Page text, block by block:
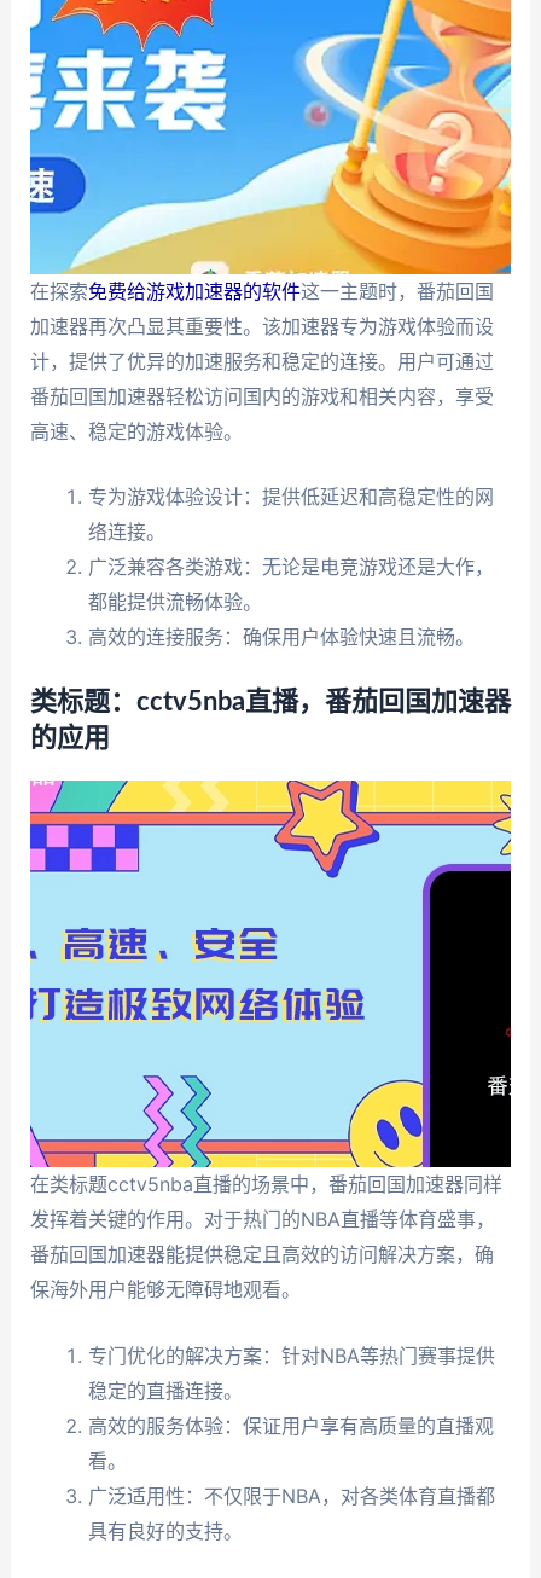
在探索免费给游戏加速器的软件这一主题时，番茄回国
加速器再次凸显其重要性。该加速器专为游戏体验而设
计，提供了优异的加速服务和稳定的连接。用户可通过
番茄回国加速器轻松访问国内的游戏和相关内容，享受
高速、稳定的游戏体验。
专为游戏体验设计：提供低延迟和高稳定性的网
络连接。
广泛兼容各类游戏：无论是电竞游戏还是大作，
都能提供流畅体验。
高效的连接服务：确保用户体验快速且流畅。
类标题：cctv5nba直播，番茄回国加速器
的应用
在类标题cctv5nba直播的场景中，番茄回国加速器同样
发挥着关键的作用。对于热门的NBA直播等体育盛事，
番茄回国加速器能提供稳定且高效的访问解决方案，确
保海外用户能够无障碍地观看。
专门优化的解决方案：针对NBA等热门赛事提供
稳定的直播连接。
高效的服务体验：保证用户享有高质量的直播观
看。
广泛适用性：不仅限于NBA，对各类体育直播都
具有良好的支持。